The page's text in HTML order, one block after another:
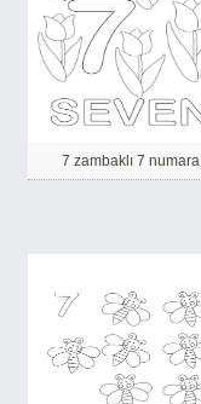
7 zambaklı 7 numara